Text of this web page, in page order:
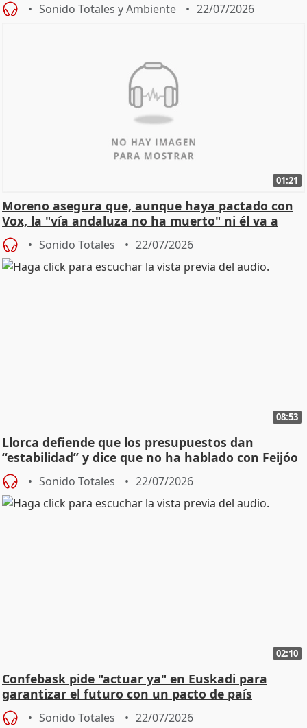
Sonido Totales y Ambiente 22/07/2026
01:21
Moreno asegura que, aunque haya pactado con
Vox, la "vía andaluza no ha muerto" ni él va a
"cambiar"
Sonido Totales 22/07/2026
08:53
Llorca defiende que los presupuestos dan
“estabilidad” y dice que no ha hablado con Feijóo
Sonido Totales 22/07/2026
02:10
Confebask pide "actuar ya" en Euskadi para
garantizar el futuro con un pacto de país
Sonido Totales 22/07/2026